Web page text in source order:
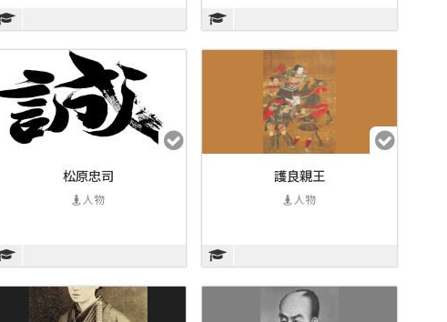
松原忠司
人物
護良親王
人物